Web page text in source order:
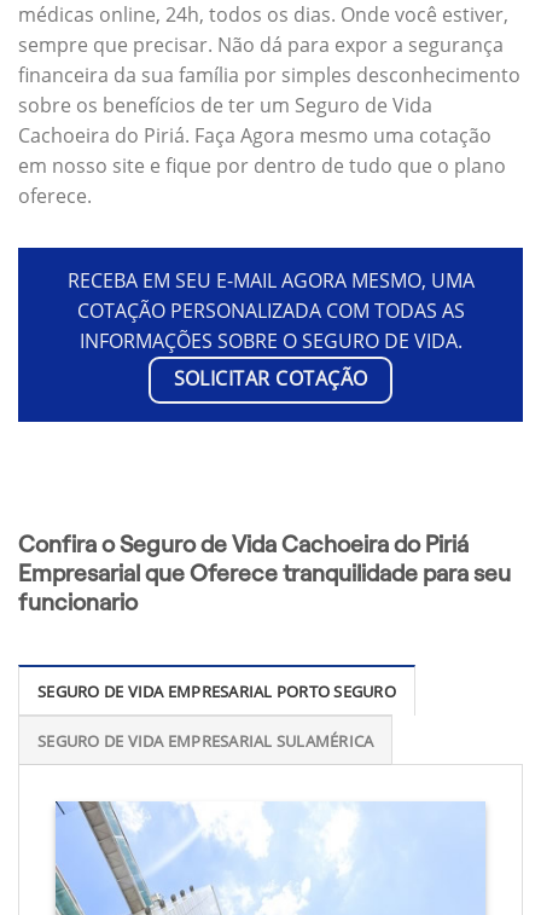
médicas online, 24h, todos os dias. Onde você estiver,
sempre que precisar. Não dá para expor a segurança
financeira da sua família por simples desconhecimento
sobre os benefícios de ter um Seguro de Vida
Cachoeira do Piriá. Faça Agora mesmo uma cotação
em nosso site e fique por dentro de tudo que o plano
oferece.
RECEBA EM SEU E-MAIL AGORA MESMO, UMA
COTAÇÃO PERSONALIZADA COM TODAS AS
INFORMAÇÕES SOBRE O SEGURO DE VIDA.
SOLICITAR COTAÇÃO
Confira o Seguro de Vida Cachoeira do Piriá
Empresarial que Oferece tranquilidade para seu
funcionario
SEGURO DE VIDA EMPRESARIAL PORTO SEGURO
SEGURO DE VIDA EMPRESARIAL SULAMÉRICA